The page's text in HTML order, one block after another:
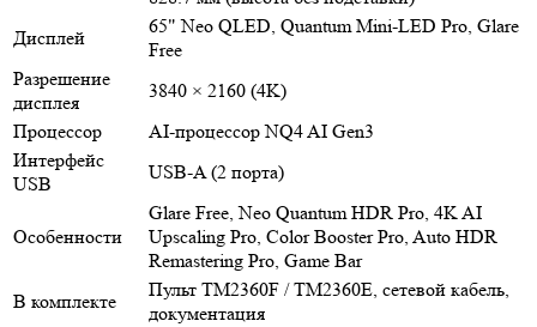
Дисплей
65" Neo QLED, Quantum Mini-LED Pro, Glare
Free
Разрешение
дисплея
3840 × 2160 (4K)
Процессор
AI-процессор NQ4 AI Gen3
Интерфейс
USB
USB-A (2 порта)
Особенности
Glare Free, Neo Quantum HDR Pro, 4K AI
Upscaling Pro, Color Booster Pro, Auto HDR
Remastering Pro, Game Bar
В комплекте
Пульт TM2360F / TM2360E, сетевой кабель,
документация